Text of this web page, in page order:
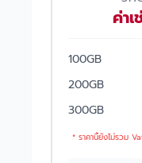
ค่า
100GB
200GB
300GB
* ราคานี้ยังไม่รวม